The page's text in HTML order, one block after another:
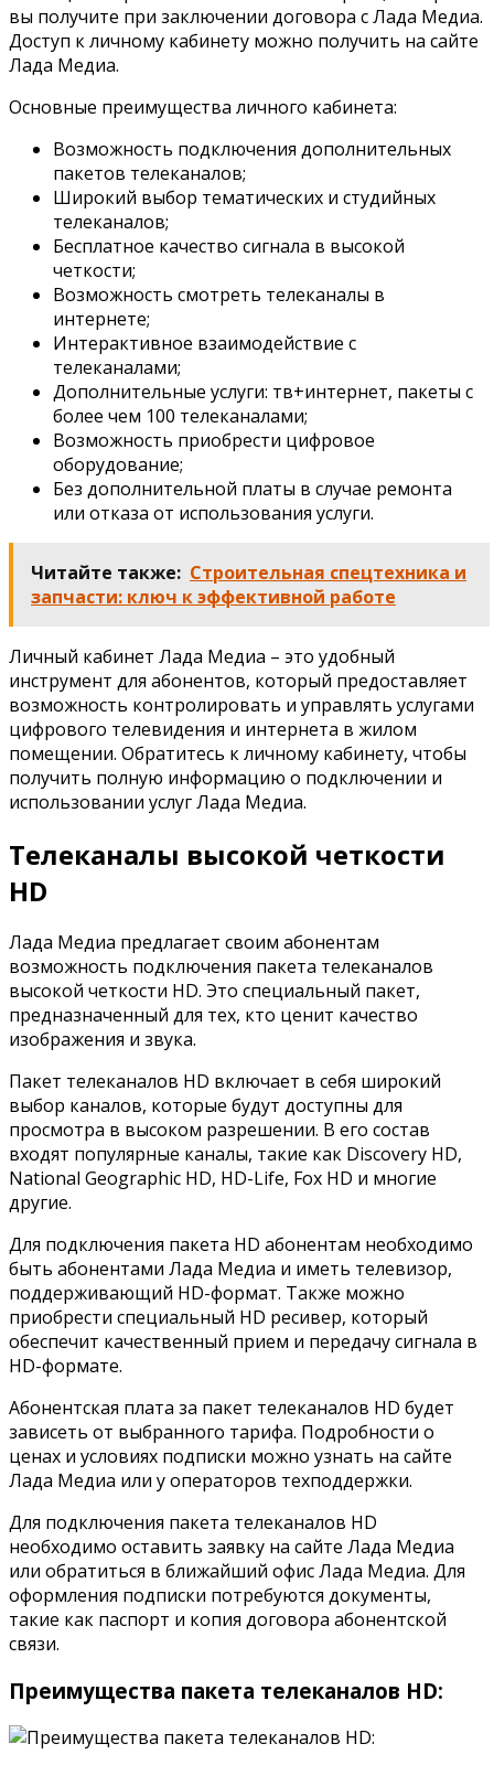
вы получите при заключении договора с Лада Медиа.
Доступ к личному кабинету можно получить на сайте
Лада Медиа.
Основные преимущества личного кабинета:
Возможность подключения дополнительных
пакетов телеканалов;
Широкий выбор тематических и студийных
телеканалов;
Бесплатное качество сигнала в высокой
четкости;
Возможность смотреть телеканалы в
интернете;
Интерактивное взаимодействие с
телеканалами;
Дополнительные услуги: тв+интернет, пакеты с
более чем 100 телеканалами;
Возможность приобрести цифровое
оборудование;
Без дополнительной платы в случае ремонта
или отказа от использования услуги.
Читайте также: Строительная спецтехника и
запчасти: ключ к эффективной работе
Личный кабинет Лада Медиа – это удобный
инструмент для абонентов, который предоставляет
возможность контролировать и управлять услугами
цифрового телевидения и интернета в жилом
помещении. Обратитесь к личному кабинету, чтобы
получить полную информацию о подключении и
использовании услуг Лада Медиа.
Телеканалы высокой четкости
HD
Лада Медиа предлагает своим абонентам
возможность подключения пакета телеканалов
высокой четкости HD. Это специальный пакет,
предназначенный для тех, кто ценит качество
изображения и звука.
Пакет телеканалов HD включает в себя широкий
выбор каналов, которые будут доступны для
просмотра в высоком разрешении. В его состав
входят популярные каналы, такие как Discovery HD,
National Geographic HD, HD-Life, Fox HD и многие
другие.
Для подключения пакета HD абонентам необходимо
быть абонентами Лада Медиа и иметь телевизор,
поддерживающий HD-формат. Также можно
приобрести специальный HD ресивер, который
обеспечит качественный прием и передачу сигнала в
HD-формате.
Абонентская плата за пакет телеканалов HD будет
зависеть от выбранного тарифа. Подробности о
ценах и условиях подписки можно узнать на сайте
Лада Медиа или у операторов техподдержки.
Для подключения пакета телеканалов HD
необходимо оставить заявку на сайте Лада Медиа
или обратиться в ближайший офис Лада Медиа. Для
оформления подписки потребуются документы,
такие как паспорт и копия договора абонентской
связи.
Преимущества пакета телеканалов HD: